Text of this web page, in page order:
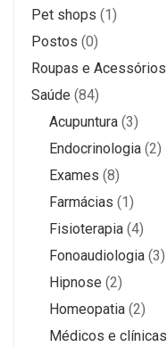
Pet shops (1)
Postos (0)
Roupas e Acessórios
Saúde (84)
Acupuntura (3)
Endocrinologia (2)
Exames (8)
Farmácias (1)
Fisioterapia (4)
Fonoaudiologia (3)
Hipnose (2)
Homeopatia (2)
Médicos e clínicas